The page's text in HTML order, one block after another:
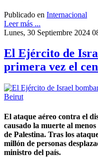
Publicado en Internacional
Leer más ...
Lunes, 30 Septiembre 2024
El Ejército de
primera vez el
El ataque aéreo contra el
causado la muerte al
de Palestina. Tras los
millón de personas
ministro del país.